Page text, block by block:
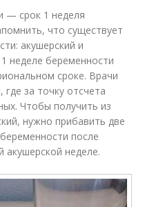
— срок 1 неделя
что существует
акушерский и
неделе беременности
сроке. Врачи
за точку отсчета
Чтобы получить из
нужно прибавить две
после
акушерской неделе.